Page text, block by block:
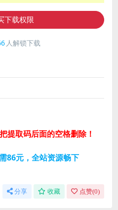
下载权限
人解锁下载
提取码后面的空格删除！
86元，全站资源畅下
分享 收藏 点赞(0)